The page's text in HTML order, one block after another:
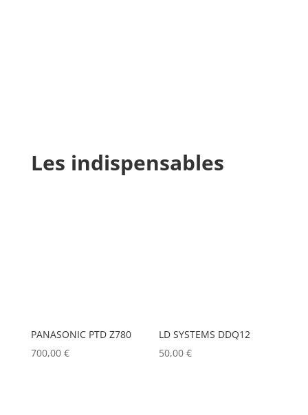
Les indispensables
PANASONIC PTD Z780
700,00 €
LD SYSTEMS DDQ12
50,00€